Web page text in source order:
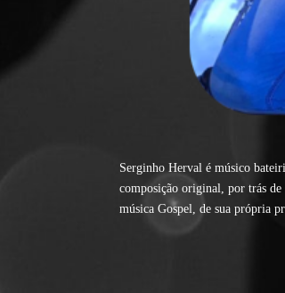
Serginho Herval é músico
composição original, por trás de
música Gospel, de sua própria